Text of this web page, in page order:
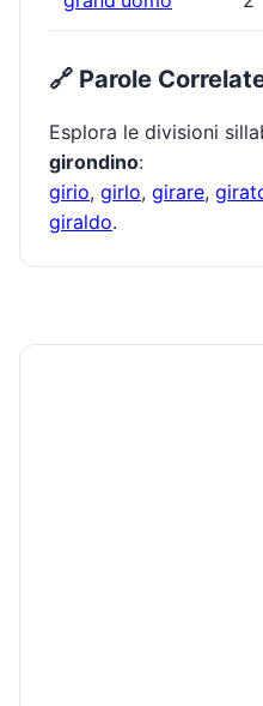
🔗 Parole
Esplora le divisioni
girondino:
girio, girlo, girare,
giraldo.